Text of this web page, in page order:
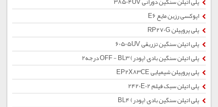
اپوکسی رزین مایع E6
پلی پروپیلن RP270G
پلی اتیلن سنگین تزریقی 60505UV
پلی اتیلن سنگین بادی (پودر) OFF - BL3 درجه2
پلی پروپیلن شیمیایی EP2X83CE
پلی اتیلن سبک فیلم 2420E02
پلی اتیلن سنگین بادی (پودر) BL4